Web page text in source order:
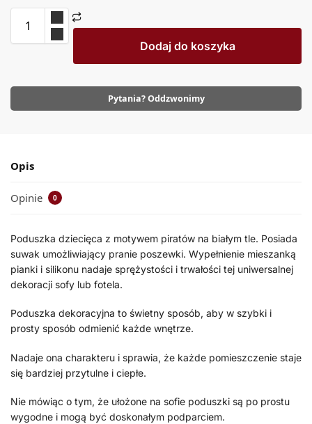
Dodaj do koszyka
Pytania? Oddzwonimy
Opis
Opinie 0
Poduszka dziecięca z motywem piratów na białym tle. Posiada
suwak umożliwiający pranie poszewki. Wypełnienie mieszanką
pianki i silikonu nadaje sprężystości i trwałości tej uniwersalnej
dekoracji sofy lub fotela.
Poduszka dekoracyjna to świetny sposób, aby w szybki i
prosty sposób odmienić każde wnętrze.
Nadaje ona charakteru i sprawia, że każde pomieszczenie staje
się bardziej przytulne i ciepłe.
Nie mówiąc o tym, że ułożone na sofie poduszki są po prostu
wygodne i mogą być doskonałym podparciem.